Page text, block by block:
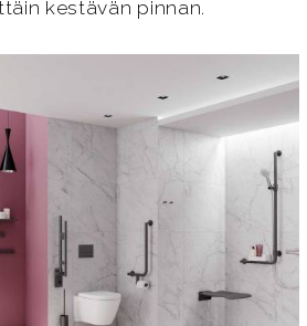
kestävän pinnan.